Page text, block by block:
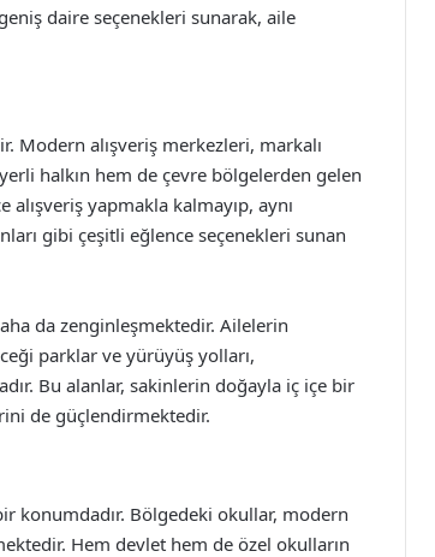
daire seçenekleri sunarak, aile
Modern alışveriş merkezleri, markalı
halkın hem de çevre bölgelerden gelen
yapmakla kalmayıp, aynı
gibi çeşitli eğlence seçenekleri sunan
da zenginleşmektedir. Ailelerin
parklar ve yürüyüş yolları,
Bu alanlar, sakinlerin doğayla iç içe bir
de güçlendirmektedir.
konumdadır. Bölgedeki okullar, modern
Hem devlet hem de özel okulların